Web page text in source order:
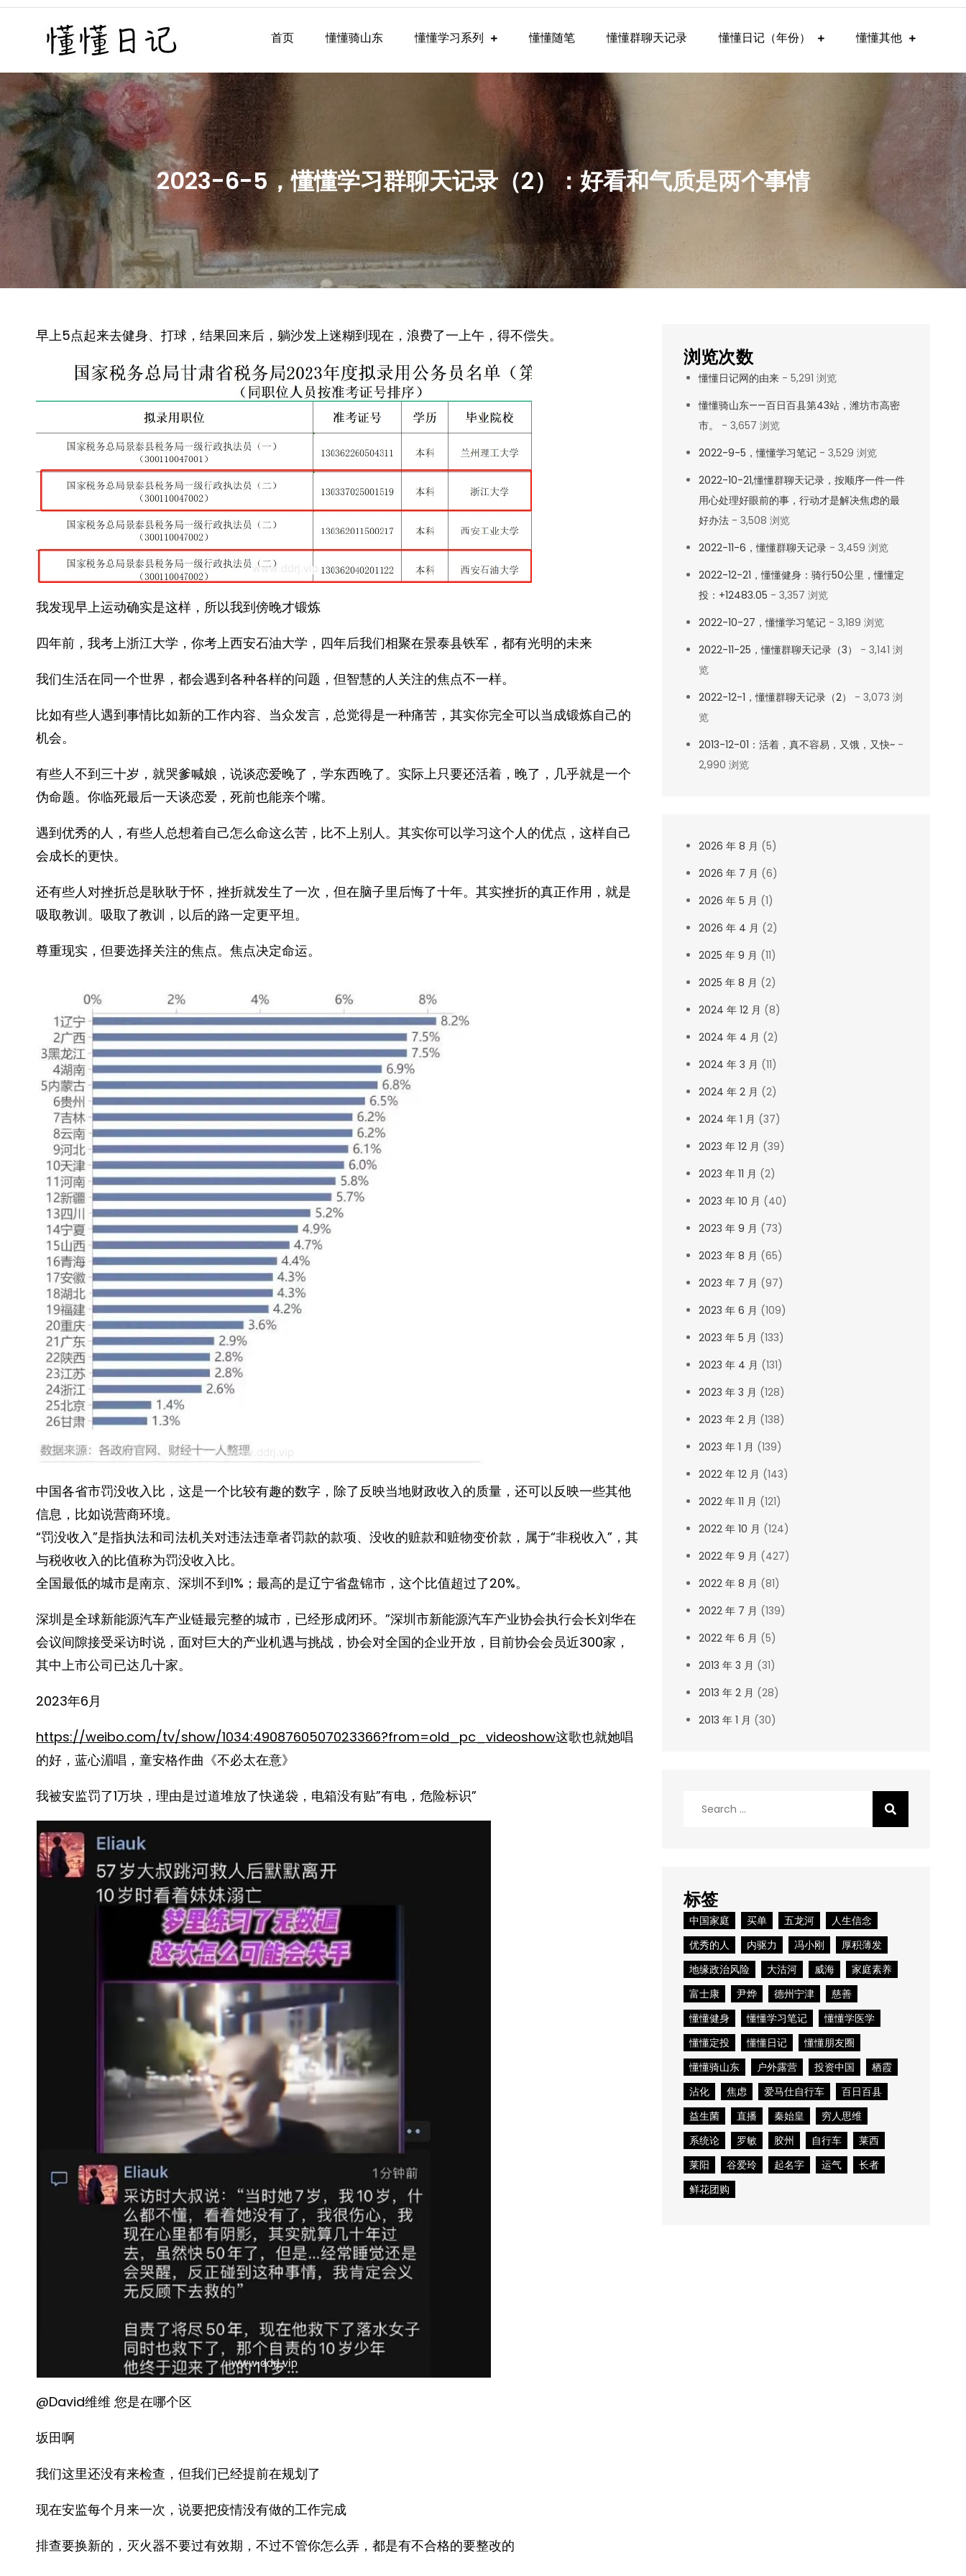
Skip
懂懂日记
懂懂日记网每天同步更新懂懂学习群内容
首页 懂懂骑山东 懂懂学习系列 懂懂随笔 懂懂群聊天记录 懂懂日记（年份） 懂懂其他
2023-6-5，懂懂学习群聊天记录（2）：好看和气质是两个事情
早上5点起来去健身、打球，结果回来后，躺沙发上迷糊到现在，浪费了一上午，得不偿失。
我发现早上运动确实是这样，所以我到傍晚才锻炼
四年前，我考上浙江大学，你考上西安石油大学，四年后我们相聚在景泰县铁军，都有光明的未来
我们生活在同一个世界，都会遇到各种各样的问题，但智慧的人关注的焦点不一样。
比如有些人遇到事情比如新的工作内容、当众发言，总觉得是一种痛苦，其实你完全可以当成锻炼自己的
机会。
有些人不到三十岁，就哭爹喊娘，说谈恋爱晚了，学东西晚了。实际上只要还活着，晚了，几乎就是一个
伪命题。你临死最后一天谈恋爱，死前也能亲个嘴。
遇到优秀的人，有些人总想着自己怎么命这么苦，比不上别人。其实你可以学习这个人的优点，这样自己
会成长的更快。
还有些人对挫折总是耿耿于怀，挫折就发生了一次，但在脑子里后悔了十年。其实挫折的真正作用，就是
吸取教训。吸取了教训，以后的路一定更平坦。
尊重现实，但要选择关注的焦点。焦点决定命运。
中国各省市罚没收入比，这是一个比较有趣的数字，除了反映当地财政收入的质量，还可以反映一些其他
信息，比如说营商环境。
“罚没收入”是指执法和司法机关对违法违章者罚款的款项、没收的赃款和赃物变价款，属于“非税收入”，其
与税收收入的比值称为罚没收入比。
全国最低的城市是南京、深圳不到1%；最高的是辽宁省盘锦市，这个比值超过了20%。
深圳是全球新能源汽车产业链最完整的城市，已经形成闭环。”深圳市新能源汽车产业协会执行会长刘华在
会议间隙接受采访时说，面对巨大的产业机遇与挑战，协会对全国的企业开放，目前协会会员近300家，
其中上市公司已达几十家。
2023年6月 ​​​
https://weibo.com/tv/show/1034:4908760507023366?from=old_pc_videoshow这歌也就她唱
的好，蓝心湄唱，童安格作曲《不必太在意》 ​
我被安监罚了1万块，理由是过道堆放了快递袋，电箱没有贴”有电，危险标识”
@David维维 您是在哪个区
坂田啊
我们这里还没有来检查，但我们已经提前在规划了
现在安监每个月来一次，说要把疫情没有做的工作完成
排查要换新的，灭火器不要过有效期，不过不管你怎么弄，都是有不合格的要整改的
浏览次数
懂懂日记网的由来- 5,291 浏览
懂懂骑山东——百日百县第43站，潍坊市高密
市。
- 3,657 浏览
2022-9-5，懂懂学习笔记- 3,529 浏览
2022-10-21,懂懂群聊天记录，按顺序一件一件
用心处理好眼前的事，行动才是解决焦虑的最
好办法- 3,508 浏览
2022-11-6，懂懂群聊天记录- 3,459 浏览
2022-12-21，懂懂健身：骑行50公里，懂懂定
投：+12483.05 - 3,357 浏览
2022-10-27，懂懂学习笔记- 3,189 浏览
2022-11-25，懂懂群聊天记录（3）
- 3,141 浏
览
2022-12-1，懂懂群聊天记录（2）
- 3,073 浏
览
2013-12-01：活着，真不容易，又饿，又快~-
2,990 浏览
2026 年 8 月 (5)
2026 年 7 月 (6)
2026 年 5 月 (1)
2026 年 4 月 (2)
2025 年 9 月 (11)
2025 年 8 月 (2)
2024 年 12 月 (8)
2024 年 4 月 (2)
2024 年 3 月 (11)
2024 年 2 月 (2)
2024 年 1 月 (37)
2023 年 12 月 (39)
2023 年 11 月 (2)
2023 年 10 月 (40)
2023 年 9 月 (73)
2023 年 8 月 (65)
2023 年 7 月 (97)
2023 年 6 月 (109)
2023 年 5 月 (133)
2023 年 4 月 (131)
2023 年 3 月 (128)
2023 年 2 月 (138)
2023 年 1 月 (139)
2022 年 12 月 (143)
2022 年 11 月 (121)
2022 年 10 月 (124)
2022 年 9 月 (427)
2022 年 8 月 (81)
2022 年 7 月 (139)
2022 年 6 月 (5)
2013 年 3 月 (31)
2013 年 2 月 (28)
2013 年 1 月 (30)
标签
中国家庭 买单 五龙河
人生信念
优秀的人
内驱力 冯小刚
厚积薄发
地缘政治风险
大沽河 威海
家庭素养
富士康
尹烨 德州宁津
慈善
懂懂健身
懂懂学习笔记
懂懂学医学
懂懂定投
懂懂日记
懂懂朋友圈
懂懂骑山东
户外露营 投资中国
栖霞
沾化
焦虑 爱马仕自行车
百日百县
益生菌
直播 秦始皇
穷人思维
系统论
罗敏 胶州 自行车
莱西
莱阳
谷爱玲 起名字 运气
长者
鲜花团购